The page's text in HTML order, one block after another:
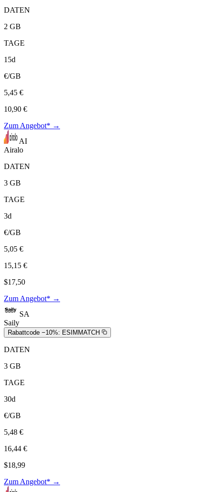
DATEN
2 GB
TAGE
15d
€/GB
5,45 €
10,90 €
Zum Angebot* →
AI
Airalo
DATEN
3 GB
TAGE
3d
€/GB
5,05 €
15,15 €
$17,50
Zum Angebot* →
SA
Saily
Rabattcode −10%: ESIMMATCH
DATEN
3 GB
TAGE
30d
€/GB
5,48 €
16,44 €
$18,99
Zum Angebot* →